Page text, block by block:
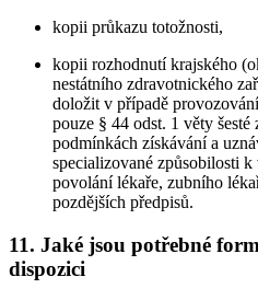
kopii průkazu totožnosti,
kopii rozhodnutí krajského
nestátního zdravotnického
doložit v případě
pouze § 44 odst. 1 věty
podmínkách získávání a
specializované způsobilosti
povolání lékaře, zubního
pozdějších předpisů.
11. Jaké jsou potřebné
dispozici